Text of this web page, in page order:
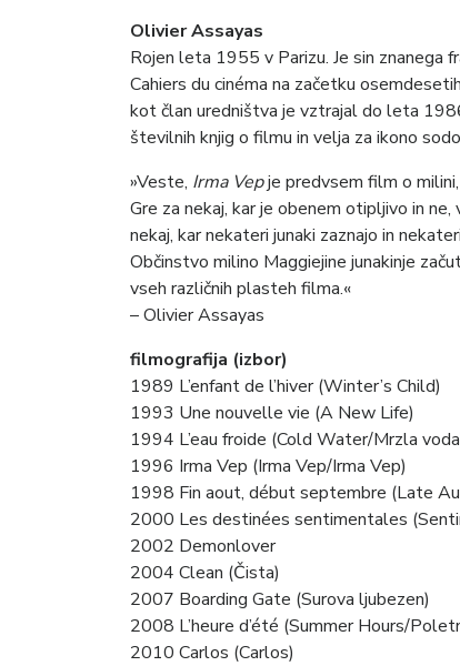
Olivier Assayas
Rojen leta 1955 v Parizu. Je sin znanega
Cahiers du cinéma na začetku
kot član uredništva je vztrajal do leta
številnih knjig o filmu in velja za ikono
»Veste, Irma Vepje predvsem film o
Gre za nekaj, kar je obenem otipljivo in
nekaj, kar nekateri junaki zaznajo in
Občinstvo milino Maggiejine junakinje
vseh različnih plasteh filma.«
– Olivier Assayas
filmografija (izbor)
1989 L’enfant de l’hiver (Winter’s Child)
1993 Une nouvelle vie (A New Life)
1994 L’eau froide (Cold Water/Mrzla
1996 Irma Vep (Irma Vep/Irma Vep)
1998 Fin aout, début septembre (Late
2000 Les destinées sentimentales
2002 Demonlover
2004 Clean (Čista)
2007 Boarding Gate (Surova ljubezen)
2008 L’heure d’été (Summer Hours/
2010 Carlos (Carlos)